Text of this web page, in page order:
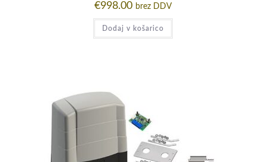
€998.00 brez DDV
Dodaj v košarico